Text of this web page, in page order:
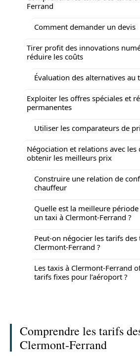
Ferrand
Comment demander un devis
Tirer profit des innovations
réduire les coûts
Évaluation des alternatives au
Exploiter les offres spéciales et
permanentes
Utiliser les comparateurs de
Négociation et relations avec
obtenir les meilleurs prix
Construire une relation de
chauffeur
Quelle est la meilleure
un taxi à Clermont-Ferrand ?
Peut-on négocier les tarifs des
Clermont-Ferrand ?
Les taxis à Clermont-Ferrand
tarifs fixes pour l’aéroport ?
Comprendre les tarifs
Clermont-Ferrand